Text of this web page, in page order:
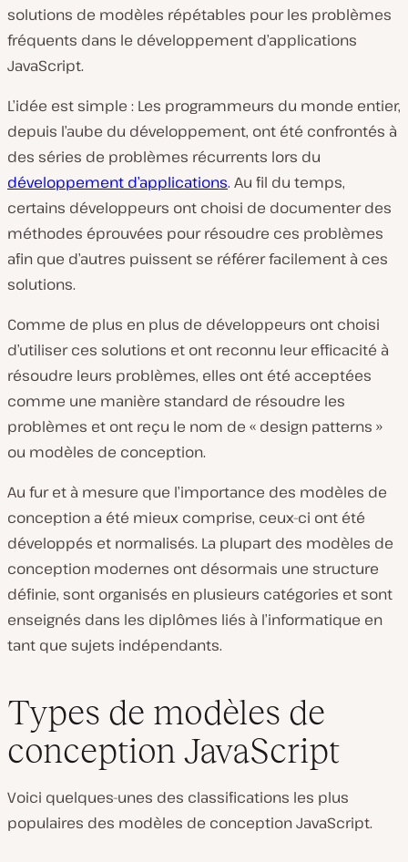
solutions de modèles répétables pour les problèmes
fréquents dans le développement d’applications
JavaScript.
L’idée est simple : Les programmeurs du monde entier,
depuis l’aube du développement, ont été confrontés à
des séries de problèmes récurrents lors du
développement d’applications. Au fil du temps,
certains développeurs ont choisi de documenter des
méthodes éprouvées pour résoudre ces problèmes
afin que d’autres puissent se référer facilement à ces
solutions.
Comme de plus en plus de développeurs ont choisi
d’utiliser ces solutions et ont reconnu leur efficacité à
résoudre leurs problèmes, elles ont été acceptées
comme une manière standard de résoudre les
problèmes et ont reçu le nom de « design patterns »
ou modèles de conception.
Au fur et à mesure que l’importance des modèles de
conception a été mieux comprise, ceux-ci ont été
développés et normalisés. La plupart des modèles de
conception modernes ont désormais une structure
définie, sont organisés en plusieurs catégories et sont
enseignés dans les diplômes liés à l’informatique en
tant que sujets indépendants.
Types de modèles de
conception JavaScript
Voici quelques-unes des classifications les plus
populaires des modèles de conception JavaScript.